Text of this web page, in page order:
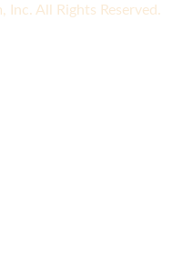
All Rights Reserved.